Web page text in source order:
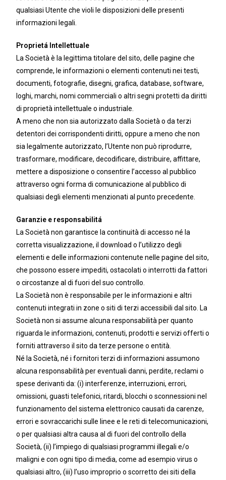
qualsiasi Utente che violi le disposizioni delle presenti
informazioni legali.
Proprietá Intellettuale
La Società è la legittima titolare del sito, delle pagine che
comprende, le informazioni o elementi contenuti nei testi,
documenti, fotografie, disegni, grafica, database, software,
loghi, marchi, nomi commerciali o altri segni protetti da diritti
di proprietà intellettuale o industriale.
A meno che non sia autorizzato dalla Società o da terzi
detentori dei corrispondenti diritti, oppure a meno che non
sia legalmente autorizzato, l’Utente non può riprodurre,
trasformare, modificare, decodificare, distribuire, affittare,
mettere a disposizione o consentire l’accesso al pubblico
attraverso ogni forma di comunicazione al pubblico di
qualsiasi degli elementi menzionati al punto precedente.
Garanzie e responsabilitá
La Società non garantisce la continuità di accesso né la
corretta visualizzazione, il download o l’utilizzo degli
elementi e delle informazioni contenute nelle pagine del sito,
che possono essere impediti, ostacolati o interrotti da fattori
o circostanze al di fuori del suo controllo.
La Società non è responsabile per le informazioni e altri
contenuti integrati in zone o siti di terzi accessibili dal sito. La
Società non si assume alcuna responsabilità per quanto
riguarda le informazioni, contenuti, prodotti e servizi offerti o
forniti attraverso il sito da terze persone o entità.
Né la Società, né i fornitori terzi di informazioni assumono
alcuna responsabilità per eventuali danni, perdite, reclami o
spese derivanti da: (i) interferenze, interruzioni, errori,
omissioni, guasti telefonici, ritardi, blocchi o sconnessioni nel
funzionamento del sistema elettronico causati da carenze,
errori e sovraccarichi sulle linee e le reti di telecomunicazioni,
o per qualsiasi altra causa al di fuori del controllo della
Società, (ii) l’impiego di qualsiasi programmi illegali e/o
maligni e con ogni tipo di media, come ad esempio virus o
qualsiasi altro, (iii) l’uso improprio o scorretto dei siti della